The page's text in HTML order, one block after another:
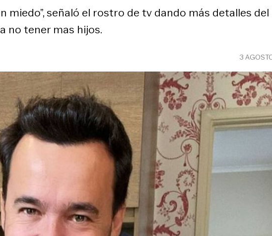
miedo”, señaló el rostro de tv dando más detalles
no tener mas hijos.
3